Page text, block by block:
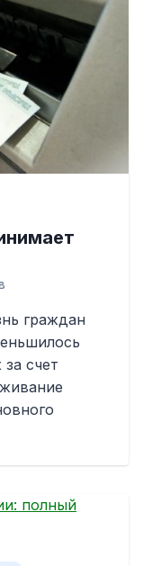
граждан
счет